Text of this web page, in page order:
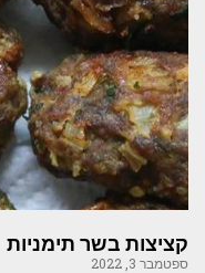
קציצות בשר תימניות
ספטמבר 3, 2022